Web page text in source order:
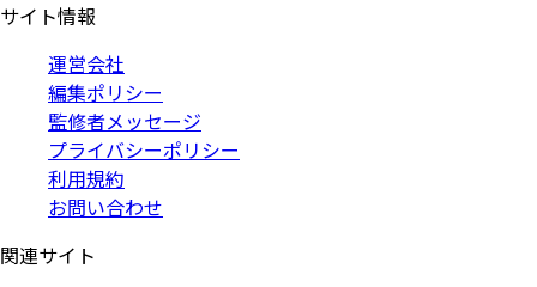
サイト情報
運営会社
編集ポリシー
監修者メッセージ
プライバシーポリシー
利用規約
お問い合わせ
関連サイト